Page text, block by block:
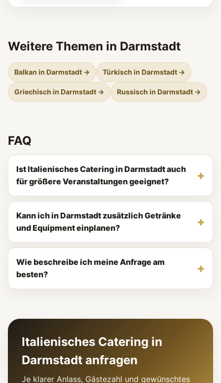
Weitere Themen in Darmstadt
Balkan in Darmstadt → Türkisch in Darmstadt →
Griechisch in Darmstadt → Russisch in Darmstadt →
FAQ
Ist Italienisches Catering in Darmstadt auch
für größere Veranstaltungen geeignet?
Kann ich in Darmstadt zusätzlich Getränke
und Equipment einplanen?
Wie beschreibe ich meine Anfrage am
besten?
Italienisches Catering in
Darmstadt anfragen
Je klarer Anlass, Gästezahl und gewünschtes